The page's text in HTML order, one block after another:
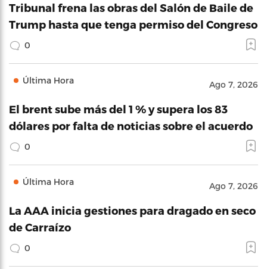
Tribunal frena las obras del Salón de Baile de
Trump hasta que tenga permiso del Congreso
0
Última Hora Ago 7, 2026
El brent sube más del 1 % y supera los 83
dólares por falta de noticias sobre el acuerdo
0
Última Hora Ago 7, 2026
La AAA inicia gestiones para dragado en seco
de Carraízo
0